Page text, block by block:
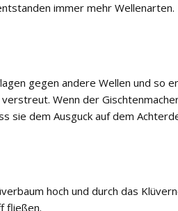
immer mehr Wellenarten.
gegen andere Wellen und so
Wenn der
sie dem Ausguck auf dem
hoch und durch das
fließen.